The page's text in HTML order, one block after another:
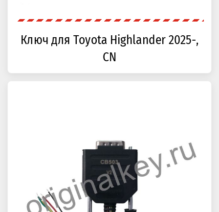
Ключ для Toyota Highlander 2025-,
CN